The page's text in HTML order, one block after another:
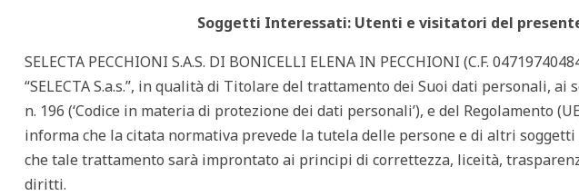
Soggetti Interessati: Utenti e visitatori del
SELECTA PECCHIONI S.A.S. DI BONICELLI ELENA IN PECCHIONI (C.F.
“SELECTA S.a.s.”, in qualità di Titolare del trattamento dei Suoi dati personali,
n. 196 (‘Codice in materia di protezione dei dati personali’), e del Regolamento
informa che la citata normativa prevede la tutela delle persone e di altri
che tale trattamento sarà improntato ai principi di correttezza, liceità,
diritti.